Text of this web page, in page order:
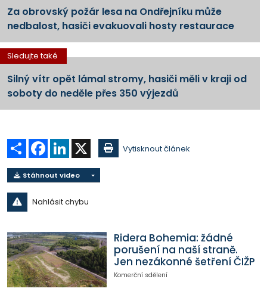
Za obrovský požár lesa na Ondřejníku může
nedbalost, hasiči evakuovali hosty restaurace
Sledujte také
Silný vítr opět lámal stromy, hasiči měli v kraji od
soboty do neděle přes 350 výjezdů
Sdílet Facebook
LinkedIn Vytisknout článek
Stáhnout video
Nahlásit chybu
Ridera Bohemia: žádné
porušení na naší straně.
Jen nezákonné šetření ČIŽP
Komerční sdělení